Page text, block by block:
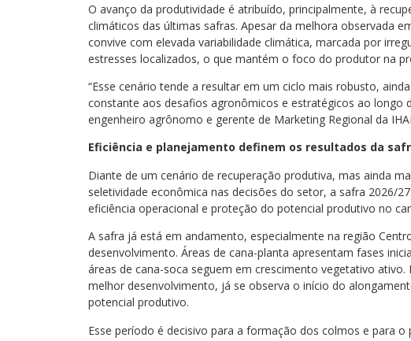
O avanço da produtividade é atribuído, principalmente, à
climáticos das últimas safras. Apesar da melhora observada
convive com elevada variabilidade climática, marcada por
estresses localizados, o que mantém o foco do produtor na
“Esse cenário tende a resultar em um ciclo mais robusto,
constante aos desafios agronômicos e estratégicos ao longo
engenheiro agrônomo e gerente de Marketing Regional da
Eficiência e planejamento definem os resultados da
Diante de um cenário de recuperação produtiva, mas ainda
seletividade econômica nas decisões do setor, a safra 2026/
eficiência operacional e proteção do potencial produtivo no
A safra já está em andamento, especialmente na região
desenvolvimento. Áreas de cana-planta apresentam fases
áreas de cana-soca seguem em crescimento vegetativo
melhor desenvolvimento, já se observa o início do
potencial produtivo.
Esse período é decisivo para a formação dos colmos e para